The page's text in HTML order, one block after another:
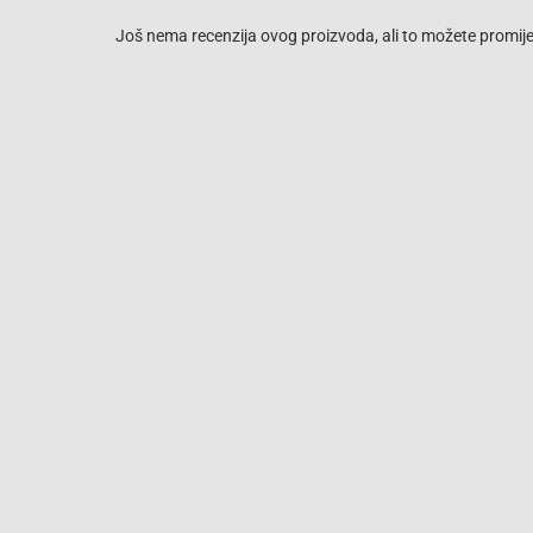
Još nema recenzija ovog proizvoda, ali to možete